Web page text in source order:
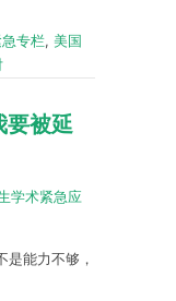
专栏, 美国
要被延
学术紧急应
是能力不够，